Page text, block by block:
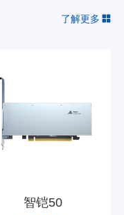
了解更多
智铠50